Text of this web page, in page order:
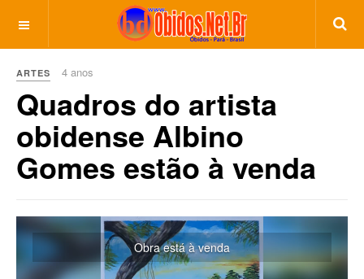
ARTES 4 anos
Quadros do artista
obidense Albino
Gomes estão à venda
Obra está à venda
Previous Next